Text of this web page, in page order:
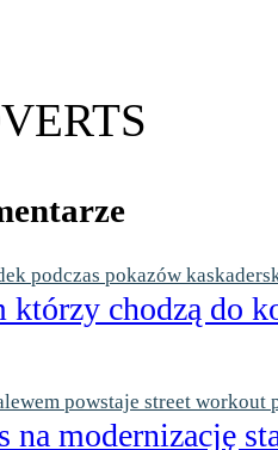
podczas pokazów
którzy chodzą do
powstaje street workout
na modernizację